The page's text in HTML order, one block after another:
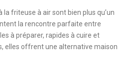
la friteuse à air sont bien plus qu’un
la rencontre parfaite entre
à préparer, rapides à cuire et
elles offrent une alternative maison